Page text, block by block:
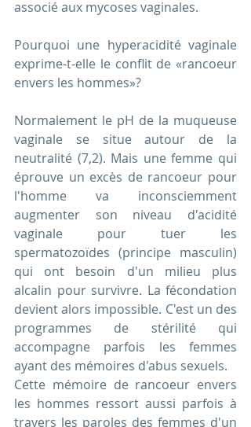
associé aux mycoses vaginales.
Pourquoi une hyperacidité vaginale
exprime-t-elle le conflit de «rancoeur
envers les hommes»?
Normalement le pH de la muqueuse
vaginale se situe autour de la
neutralité (7,2). Mais une femme qui
éprouve un excès de rancoeur pour
l'homme va inconsciemment
augmenter son niveau d'acidité
vaginale pour tuer les
spermatozoïdes (principe masculin)
qui ont besoin d'un milieu plus
alcalin pour survivre. La fécondation
devient alors impossible. C'est un des
programmes de stérilité qui
accompagne parfois les femmes
ayant des mémoires d'abus sexuels.
Cette mémoire de rancoeur envers
les hommes ressort aussi parfois à
travers les paroles des femmes d'un